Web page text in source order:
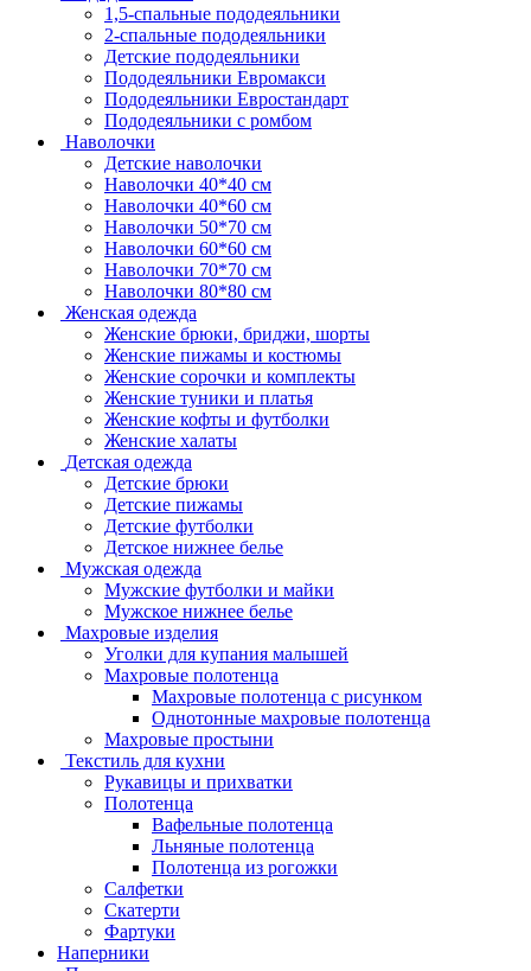
1,5-спальные пододеяльники
2-спальные пододеяльники
Детские пододеяльники
Пододеяльники Евромакси
Пододеяльники Евростандарт
Пододеяльники с ромбом
Наволочки
Детские наволочки
Наволочки 40*40 см
Наволочки 40*60 см
Наволочки 50*70 см
Наволочки 60*60 см
Наволочки 70*70 см
Наволочки 80*80 см
Женская одежда
Женские брюки, бриджи, шорты
Женские пижамы и костюмы
Женские сорочки и комплекты
Женские туники и платья
Женские кофты и футболки
Женские халаты
Детская одежда
Детские брюки
Детские пижамы
Детские футболки
Детское нижнее белье
Мужская одежда
Мужские футболки и майки
Мужское нижнее белье
Махровые изделия
Уголки для купания малышей
Махровые полотенца
Махровые полотенца с рисунком
Однотонные махровые полотенца
Махровые простыни
Текстиль для кухни
Рукавицы и прихватки
Полотенца
Вафельные полотенца
Льняные полотенца
Полотенца из рогожки
Салфетки
Скатерти
Фартуки
Наперники